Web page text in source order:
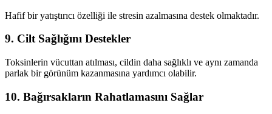
Hafif bir yatıştırıcı özelliği ile stresin azalmasına destek olmaktadır.
9. Cilt Sağlığını Destekler
Toksinlerin vücuttan atılması, cildin daha sağlıklı ve aynı zamanda
parlak bir görünüm kazanmasına yardımcı olabilir.
10. Bağırsakların Rahatlamasını Sağlar